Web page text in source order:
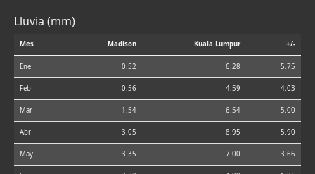
Lluvia (mm)
Mes Madison Kuala Lumpur +/-
Ene 0.52 6.28 5.75
Feb 0.56 4.59 4.03
Mar 1.54 6.54 5.00
Abr 3.05 8.95 5.90
May 3.35 7.00 3.66